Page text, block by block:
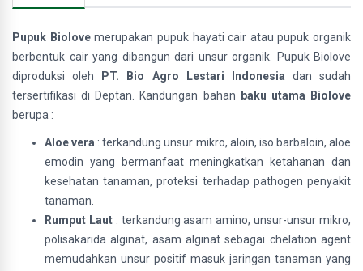
Pupuk Biolovemerupakan pupuk hayati cair atau pupuk organik
berbentuk cair yang dibangun dari unsur organik. Pupuk Biolove
diproduksi oleh
PT. Bio Agro Lestari Indonesia dan sudah
tersertifikasi di Deptan. Kandungan bahan
baku utama Biolove
berupa :
Aloe vera : terkandung unsur mikro, aloin, iso barbaloin, aloe
emodin yang bermanfaat meningkatkan ketahanan dan
kesehatan tanaman, proteksi terhadap pathogen penyakit
tanaman.
Rumput Laut: terkandung asam amino, unsur-unsur mikro,
polisakarida alginat, asam alginat sebagai chelation agent
memudahkan unsur positif masuk jaringan tanaman yang